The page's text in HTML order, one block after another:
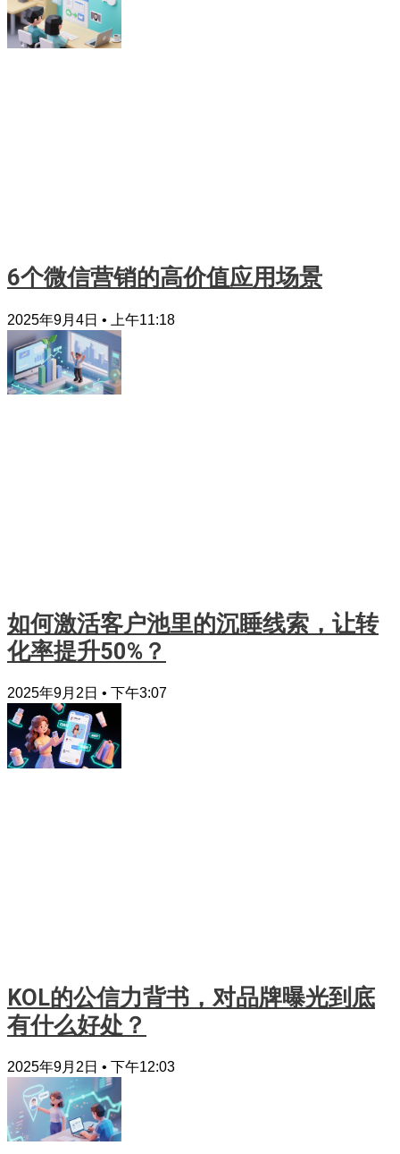
6个微信营销的高价值应用场景
2025年9月4日 上午11:18
如何激活客户池里的沉睡线索，让转
化率提升50%？
2025年9月2日 下午3:07
KOL的公信力背书，对品牌曝光到底
有什么好处？
2025年9月2日 下午12:03